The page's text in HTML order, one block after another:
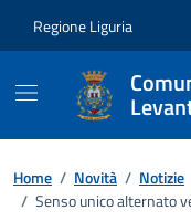
Regione Liguria
Home / Novità / Notizie
/ Senso unico alternato